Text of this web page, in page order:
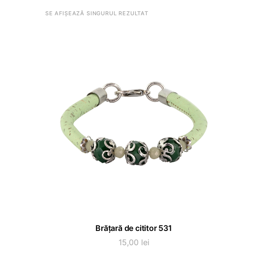
SE AFIȘEAZĂ SINGURUL REZULTAT
SELECTEAZĂ OPȚIUNI
produs
are
Brățară de cititor 531
15,00 lei